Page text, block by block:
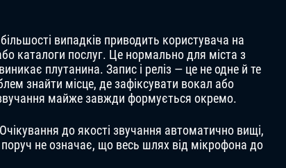
випадків приводить користувача на
каталоги послуг. Це нормально для міста з
плутанина. Запис і реліз — це не одне й те
знайти місце, де зафіксувати вокал або
майже завжди формується окремо.
до якості звучання автоматично вищі,
поруч не означає, що весь шлях від мікрофона до